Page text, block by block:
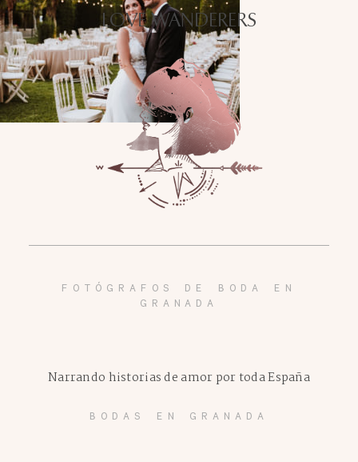
LOVE WANDERERS
FOTÓGRAFOS DE BODA EN
GRANADA
BODAS EN GRANADA
Narrando historias de amor por toda España